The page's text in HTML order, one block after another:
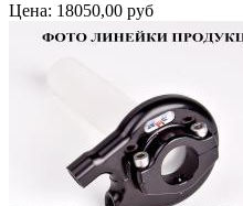
Цена: 18050,00 руб